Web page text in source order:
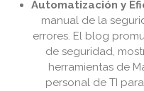
Automatización y
manual de la
errores. El blog
de seguridad,
herramientas de
personal de TI